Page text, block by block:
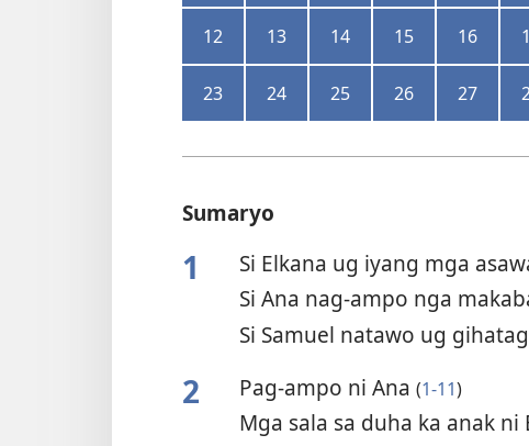
12 13 14 15 16
23 24 25 26 27
Sumaryo
1 Si Elkana ug iyang mga
Si Ana nag-ampo nga
Si Samuel natawo ug
2 Pag-ampo ni Ana (1-11)
Mga sala sa duha ka anak ni